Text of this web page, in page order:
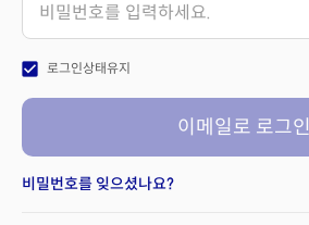
check_box 로그인상태유지
이메일로 로그인
비밀번호를 잊으셨나요?